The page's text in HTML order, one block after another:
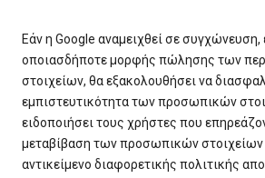
Εάν η Google αναμειχθεί σε συγχώνευση,
οποιασδήποτε μορφής πώλησης των
στοιχείων, θα εξακολουθήσει να
εμπιστευτικότητα των προσωπικών
ειδοποιήσει τους χρήστες που
μεταβίβαση των προσωπικών στοιχείων
αντικείμενο διαφορετικής πολιτικής